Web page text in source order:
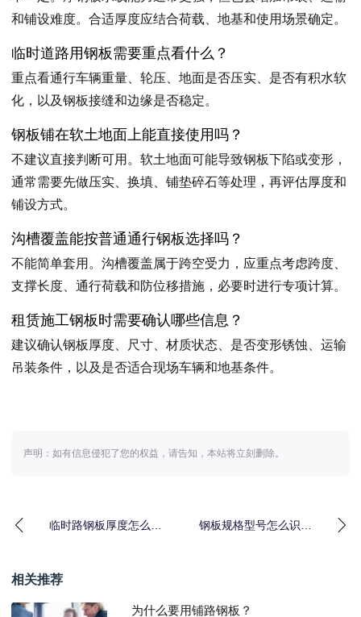
和铺设难度。合适厚度应结合荷载、地基和使用场景确定。
临时道路用钢板需要重点看什么？
重点看通行车辆重量、轮压、地面是否压实、是否有积水软
化，以及钢板接缝和边缘是否稳定。
钢板铺在软土地面上能直接使用吗？
不建议直接判断可用。软土地面可能导致钢板下陷或变形，
通常需要先做压实、换填、铺垫碎石等处理，再评估厚度和
铺设方式。
沟槽覆盖能按普通通行钢板选择吗？
不能简单套用。沟槽覆盖属于跨空受力，应重点考虑跨度、
支撑长度、通行荷载和防位移措施，必要时进行专项计算。
租赁施工钢板时需要确认哪些信息？
建议确认钢板厚度、尺寸、材质状态、是否变形锈蚀、运输
吊装条件，以及是否适合现场车辆和地基条件。
声明：如有信息侵犯了您的权益，请告知，本站将立刻删除。
临时路钢板厚度怎么选
钢板规格型号怎么识别
相关推荐
为什么要用铺路钢板？